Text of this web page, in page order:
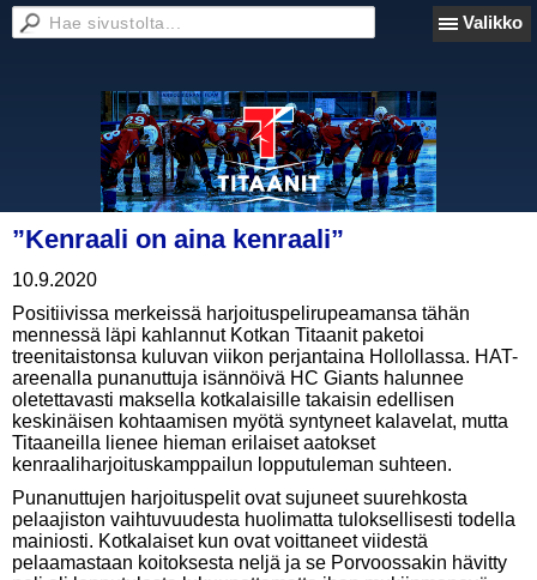
Valikko
”Kenraali on aina kenraali”
10.9.2020
Positiivissa merkeissä harjoituspelirupeamansa tähän
mennessä läpi kahlannut Kotkan Titaanit paketoi
treenitaistonsa kuluvan viikon perjantaina Hollollassa. HAT-
areenalla punanuttuja isännöivä HC Giants halunnee
oletettavasti maksella kotkalaisille takaisin edellisen
keskinäisen kohtaamisen myötä syntyneet kalavelat, mutta
Titaaneilla lienee hieman erilaiset aatokset
kenraaliharjoituskamppailun lopputuleman suhteen.
Punanuttujen harjoituspelit ovat sujuneet suurehkosta
pelaajiston vaihtuvuudesta huolimatta tuloksellisesti todella
mainiosti. Kotkalaiset kun ovat voittaneet viidestä
pelaamastaan koitoksesta neljä ja se Porvoossakin hävitty